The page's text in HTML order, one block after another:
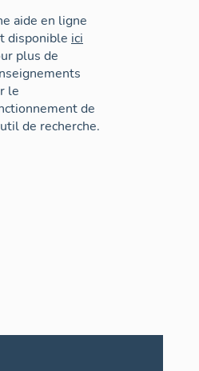
aide en ligne
disponible ici
plus de
le
de
de recherche.